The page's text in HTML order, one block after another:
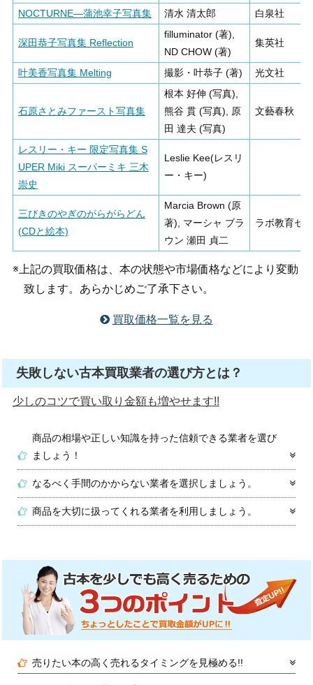
NOCTURNE―蒲池幸子写真集
清水 清太郎 白泉社
深田恭子写真集 Reflection
filluminator (著),
ND CHOW (著)
集英社
叶美香写真集 Melting 撮影・叶恭子 (著) 光文社
石原さとみファースト写真集
根本 好伸 (写真),
熊谷 貫 (写真), 原
田 達夫 (写真)
文藝春秋
レスリー・キー 限定写真集 S
UPER Miki スーパーミキ 三木
崇史
Leslie Kee(レスリ
ー・キー)
三びきのやぎのがらがらどん
(CDと絵本)
Marcia Brown (原
著), マーシャ ブラ
ウン 瀬田 貞二
ラボ教育セ
※上記の買取価格は、本の状態や市場価格などにより変動
致します。あらかじめご了承下さい。
買取価格一覧を見る
失敗しない古本買取業者の選び方とは？
少しのコツで買い取り金額も増やせます!!
商品の相場や正しい知識を持った信頼できる業者を選び
ましょう！
なるべく手間のかからない業者を選択しましょう。
商品を大切に扱ってくれる業者を利用しましょう。
売りたい本の高く売れるタイミングを見極める!!